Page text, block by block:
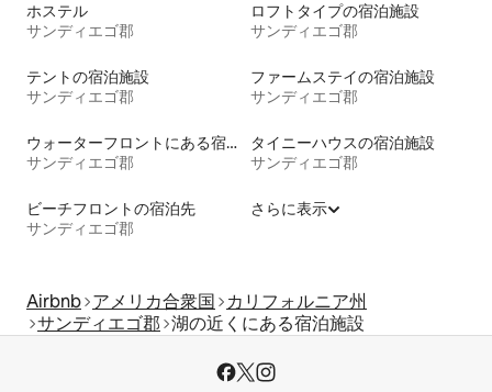
ホステル
サンディエゴ郡
ロフトタイプの宿泊施設
サンディエゴ郡
テントの宿泊施設
サンディエゴ郡
ファームステイの宿泊施設
サンディエゴ郡
ウォーターフロントにある宿泊施設
サンディエゴ郡
タイニーハウスの宿泊施設
サンディエゴ郡
ビーチフロントの宿泊先
サンディエゴ郡
さらに表示
Airbnb アメリカ合衆国 カリフォルニア州
サンディエゴ郡 湖の近くにある宿泊施設